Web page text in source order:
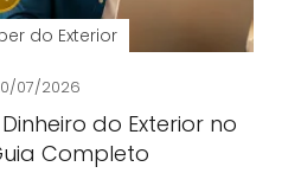
do Exterior
07/2026
do Exterior no
Completo